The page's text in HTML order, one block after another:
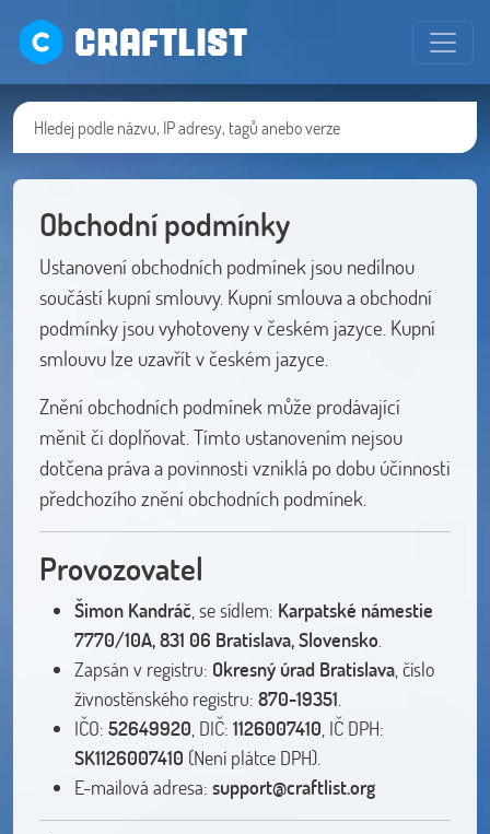
CRAFTLIST
Obchodní podmínky
Ustanovení obchodních podmínek jsou nedílnou
součástí kupní smlouvy. Kupní smlouva a obchodní
podmínky jsou vyhotoveny v českém jazyce. Kupní
smlouvu lze uzavřít v českém jazyce.
Znění obchodních podmínek může prodávající
měnit či doplňovat. Tímto ustanovením nejsou
dotčena práva a povinnosti vzniklá po dobu účinnosti
předchozího znění obchodních podmínek.
Provozovatel
Šimon Kandráč , se sídlem: Karpatské námestie
7770/10A, 831 06 Bratislava, Slovensko
Zapsán v registru: Okresný úrad Bratislava , číslo
živnostěnského registru: 870-19351
IČO: 52649920 , DIČ: 1126007410 , IČ DPH:
SK1126007410 (Není plátce DPH).
E-mailová adresa: support@craftlist.org